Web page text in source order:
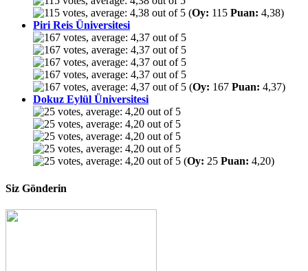
(Oy: 115 Puan: 4,38)
Piri Reis Üniversitesi
(Oy: 167 Puan: 4,37)
Dokuz Eylül Üniversitesi
(Oy: 25 Puan: 4,20)
Siz Gönderin